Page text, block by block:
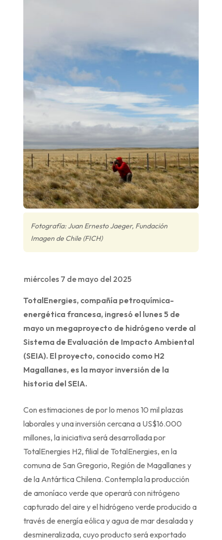
Fotografía: Juan Ernesto Jaeger, Fundación
Imagen de Chile (FICH)
miércoles 7 de mayo del 2025
TotalEnergies, compañía petroquímica-
energética francesa, ingresó el lunes 5 de
mayo un megaproyecto de hidrógeno verde al
Sistema de Evaluación de Impacto Ambiental
(SEIA). El proyecto, conocido como H2
Magallanes, es la mayor inversión de la
historia del SEIA.
Con estimaciones de por lo menos 10 mil plazas
laborales y una inversión cercana a US$16.000
millones, la iniciativa será desarrollada por
TotalEnergies H2, filial de TotalEnergies, en la
comuna de San Gregorio, Región de Magallanes y
de la Antártica Chilena. Contempla la producción
de amoníaco verde que operará con nitrógeno
capturado del aire y el hidrógeno verde producido a
través de energía eólica y agua de mar desalada y
desmineralizada, cuyo producto será exportado